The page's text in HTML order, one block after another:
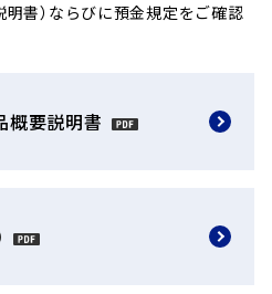
明書）ならびに預金規定をご確認
概要説明書